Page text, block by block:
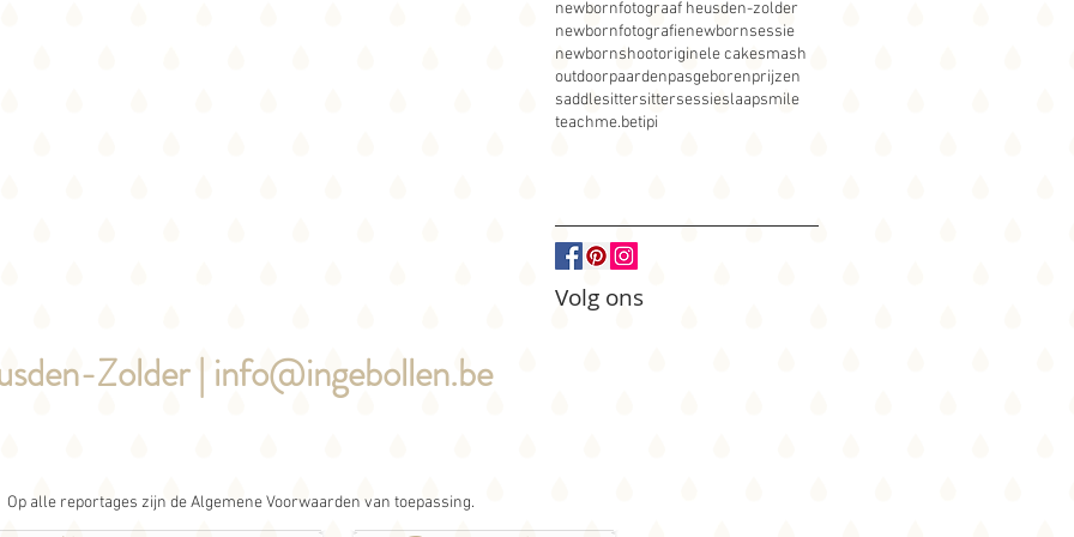
newbornfotograaf heusden-zolder
newbornfotografienewbornsessie
newbornshootoriginele cakesmash
outdoorpaardenpasgeborenprijzen
saddlesittersittersessieslaapsmile
teachme.betipi
Volg ons
Zolder | info@ingebollen.be
Op alle reportages zijn de Algemene Voorwaarden van toepassing.